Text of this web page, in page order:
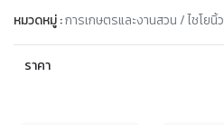
หมวดหมู่ :การเกษตรและงานสวน / ไชโย
ราคา